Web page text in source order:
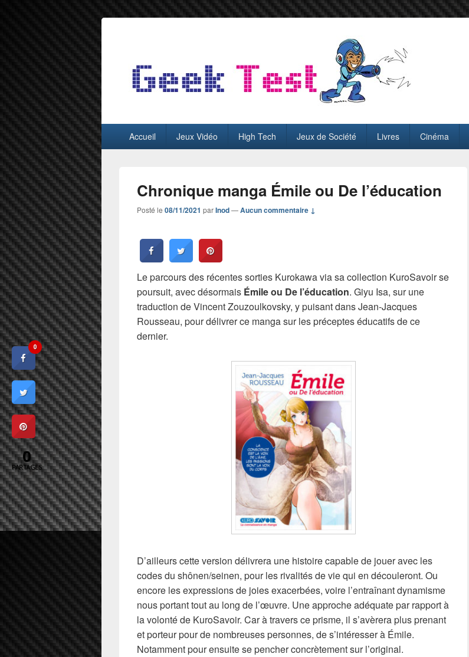
GeekTest
principalAccueil Jeux Vidéo High Tech Jeux de Société Livres Cinéma
Chronique manga Émile ou De l’éducation
Posté le 08/11/2021 parInod—Aucun commentaire ↓
Le parcours des récentes sorties Kurokawa via sa collection KuroSavoir se
poursuit, avec désormais Émile ou De l’éducation. Giyu Isa, sur une
traduction de Vincent Zouzoulkovsky, y puisant dans Jean-Jacques
Rousseau, pour délivrer ce manga sur les préceptes éducatifs de ce
dernier.
D’ailleurs cette version délivrera une histoire capable de jouer avec les
codes du shônen/seinen, pour les rivalités de vie qui en découleront. Ou
encore les expressions de joies exacerbées, voire l’entraînant dynamisme
nous portant tout au long de l’œuvre. Une approche adéquate par rapport à
la volonté de KuroSavoir. Car à travers ce prisme, il s’avèrera plus prenant
et porteur pour de nombreuses personnes, de s’intéresser à Émile.
Notamment pour ensuite se pencher concrètement sur l’original.
0
0
PARTAGES